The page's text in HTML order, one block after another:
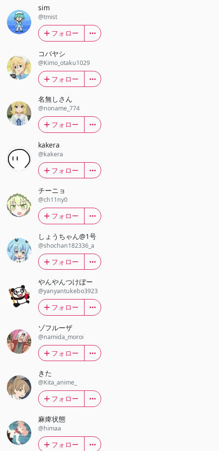
sim
@tmist
フォロー
コバヤシ
@Kimo_otaku1029
フォロー
名無しさん
@noname_774
フォロー
kakera
@kakera
フォロー
チーニョ
@ch11ny0
フォロー
しょうちゃん@1号
@shochan182336_a
フォロー
やんやんつけぼー
@yanyantukebo3923
フォロー
ゾフルーザ
@namida_moroi
フォロー
きた
@Kita_anime_
フォロー
麻痺状態
@himaa
フォロー